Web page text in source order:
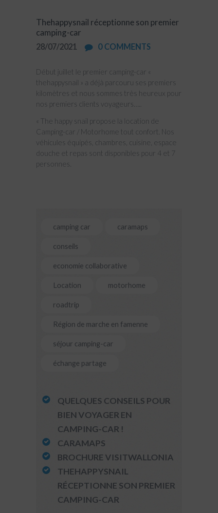
Thehappysnail réceptionne son premier
camping-car
28/07/2021 0 COMMENTS
Début juillet le premier camping-car «
thehappysnail » a déjà parcouru ses premiers
kilomètres et nous sommes très heureux pour
nos premiers clients voyageurs…..
« The happy snail propose la location de
Camping-car / Motorhome tout confort. Nos
véhicules équipés, chambres, cuisine, espace
douche et repas sont disponibles pour 4 et 7
personnes.
camping car caramaps
conseils
economie collaborative
Location motorhome
roadtrip
Région de marche en famenne
séjour camping-car
échange partage
QUELQUES CONSEILS POUR
BIEN VOYAGER EN
CAMPING-CAR !
CARAMAPS
BROCHURE VISITWALLONIA
THEHAPPYSNAIL
RÉCEPTIONNE SON PREMIER
CAMPING-CAR